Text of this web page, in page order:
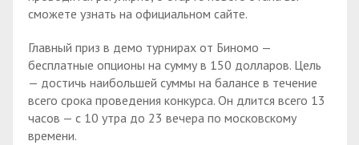
сможете узнать на официальном сайте.
Главный приз в демо турнирах от Биномо —
бесплатные опционы на сумму в 150 долларов. Цель
— достичь наибольшей суммы на балансе в течение
всего срока проведения конкурса. Он длится всего 13
часов — с 10 утра до 23 вечера по московскому
времени.